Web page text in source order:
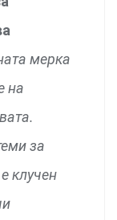
мерка
на
за
клучен